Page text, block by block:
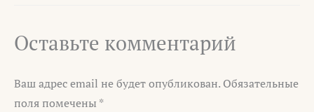
Оставьте комментарий
Ваш адрес email не будет опубликован. Обязательные
поля помечены *